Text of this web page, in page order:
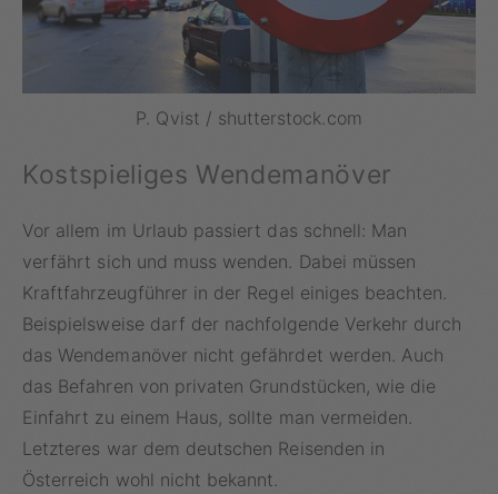
P. Qvist / shutterstock.com
Kostspieliges Wendemanöver
Vor allem im Urlaub passiert das schnell: Man
verfährt sich und muss wenden. Dabei müssen
Kraftfahrzeugführer in der Regel einiges beachten.
Beispielsweise darf der nachfolgende Verkehr durch
das Wendemanöver nicht gefährdet werden. Auch
das Befahren von privaten Grundstücken, wie die
Einfahrt zu einem Haus, sollte man vermeiden.
Letzteres war dem deutschen Reisenden in
Österreich wohl nicht bekannt.